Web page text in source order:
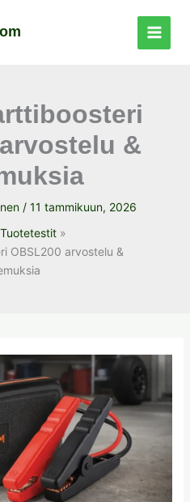
&
/ 11 tammikuun, 2026
Tuotetestit
OBSL200 arvostelu &